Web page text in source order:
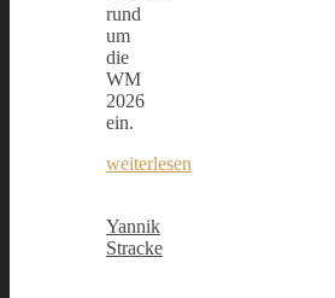
rund
um
die
WM
2026
ein.
weiterlesen
Yannik
Stracke